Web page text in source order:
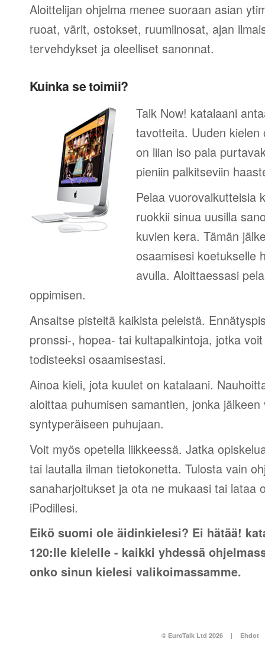
Aloittelijan ohjelma menee suoraan asian
ruoat, värit, ostokset, ruumiinosat, ajan
tervehdykset ja oleelliset sanonnat.
Kuinka se toimii?
Talk Now! katalaani
tavotteita. Uuden
on liian iso pala
pieniin palkitseviin
Pelaa vuorovaikutteisia
ruokkii sinua uusilla
kuvien kera. Tämän
osaamisesi koetukselle
avulla. Aloittaessasi
oppimisen.
Ansaitse pisteitä kaikista peleistä.
pronssi-, hopea- tai kultapalkintoja, jotka
todisteeksi osaamisestasi.
Ainoa kieli, jota kuulet on katalaani.
aloittaa puhumisen samantien, jonka
syntyperäiseen puhujaan.
Voit myös opetella liikkeessä. Jatka
tai lautalla ilman tietokonetta. Tulosta vain
sanaharjoitukset ja ota ne mukaasi tai lataa
iPodillesi.
Eikö suomi ole äidinkielesi? Ei hätää!
120:lle kielelle - kaikki yhdessä
onko sinun kielesi valikoimassamme.
© EuroTalk Ltd 2026 | Ehdot